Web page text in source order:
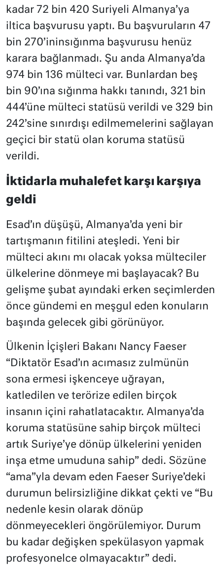
kadar 72 bin 420 Suriyeli Almanya’ya
iltica başvurusu yaptı. Bu başvuruların 47
bin 270’ininsığınma başvurusu henüz
karara bağlanmadı. Şu anda Almanya’da
974 bin 136 mülteci var. Bunlardan beş
bin 90’ına sığınma hakkı tanındı, 321 bin
444’üne mülteci statüsü verildi ve 329 bin
242’sine sınırdışı edilmemelerini sağlayan
geçici bir statü olan koruma statüsü
verildi.
İktidarla muhalefet karşı karşıya
geldi
Esad’ın düşüşü, Almanya’da yeni bir
tartışmanın fitilini ateşledi. Yeni bir
mülteci akını mı olacak yoksa mülteciler
ülkelerine dönmeye mi başlayacak? Bu
gelişme şubat ayındaki erken seçimlerden
önce gündemi en meşgul eden konuların
başında gelecek gibi görünüyor.
Ülkenin İçişleri Bakanı Nancy Faeser
“Diktatör Esad’ın acımasız zulmünün
sona ermesi işkenceye uğrayan,
katledilen ve terörize edilen birçok
insanın içini rahatlatacaktır. Almanya’da
koruma statüsüne sahip birçok mülteci
artık Suriye’ye dönüp ülkelerini yeniden
inşa etme umuduna sahip” dedi. Sözüne
“ama”yla devam eden Faeser Suriye’deki
durumun belirsizliğine dikkat çekti ve “Bu
nedenle kesin olarak dönüp
dönmeyecekleri öngörülemiyor. Durum
bu kadar değişken spekülasyon yapmak
profesyonelce olmayacaktır” dedi.